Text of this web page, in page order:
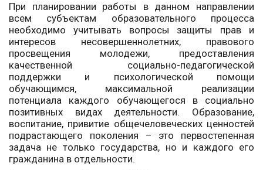
При планировании работы в данном направлении
всем субъектам образовательного процесса
необходимо учитывать вопросы защиты прав и
интересов несовершеннолетних, правового
просвещения молодежи, предоставления
качественной социально-педагогической
поддержки и психологической помощи
обучающимся, максимальной реализации
потенциала каждого обучающегося в социально
позитивных видах деятельности. Образование,
воспитание, привитие общечеловеческих ценностей
подрастающего поколения – это первостепенная
задача не только государства, но и каждого его
гражданина в отдельности.